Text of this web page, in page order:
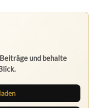
und behalte